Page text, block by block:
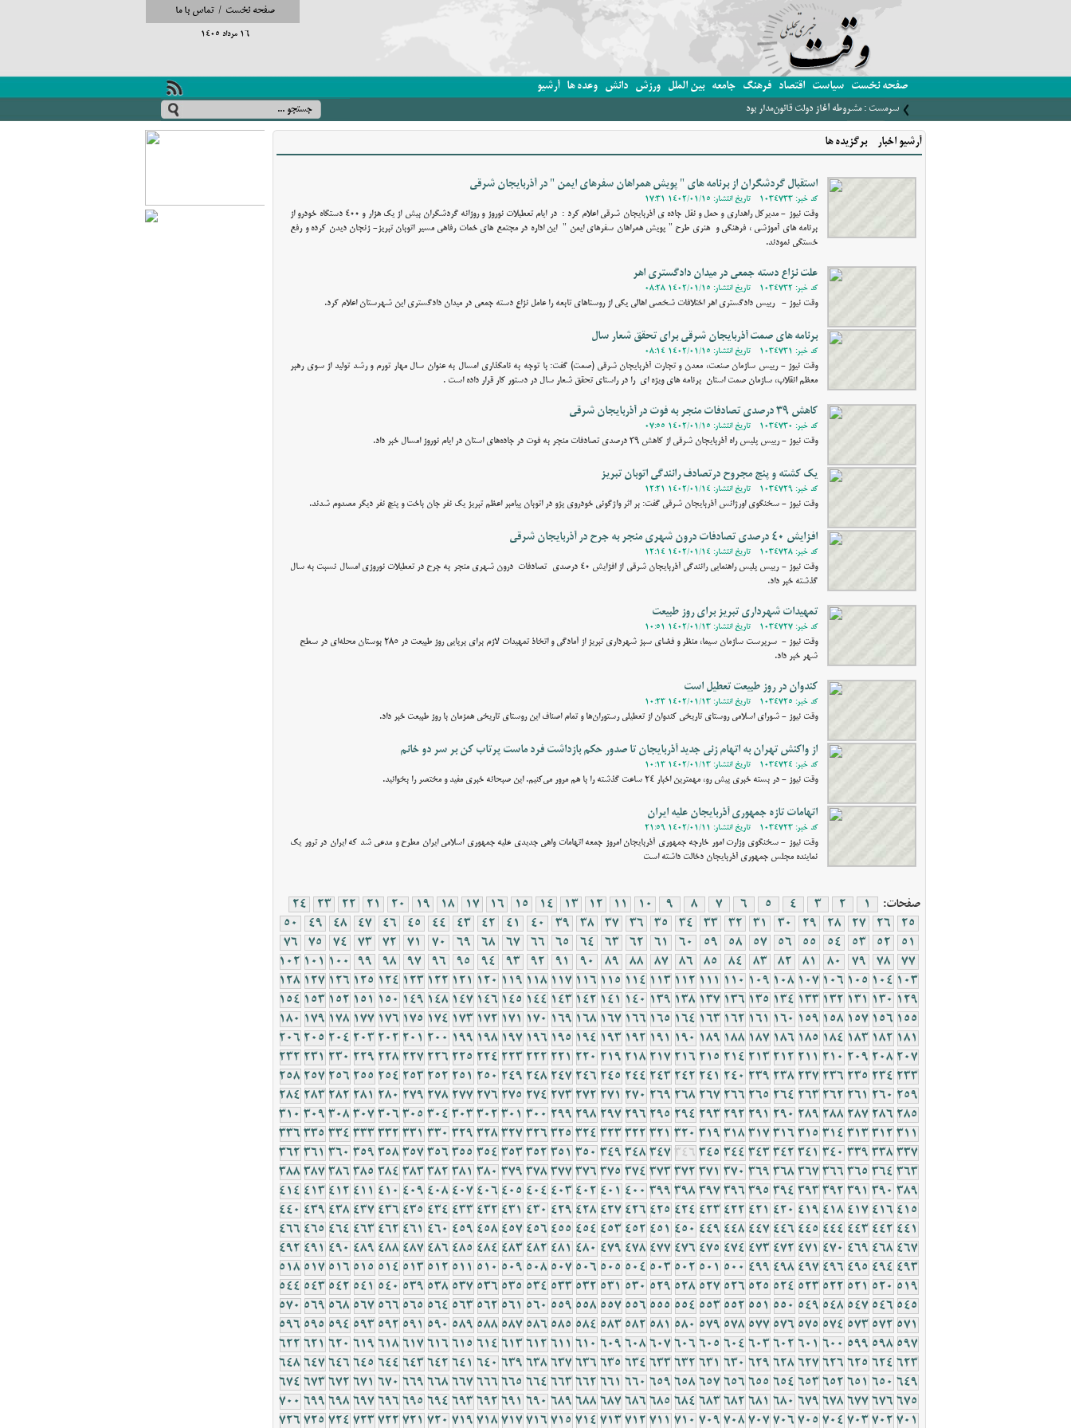
صفحه نخست / تماس با ما
16 مرداد 1405
صفحه نخست سیاست اقتصاد فرهنگ جامعه بین الملل ورزش دانش وعده ها آرشیو
پزشکیان بر ضرورت تبیین نهضت مشروطه برای نسل امروز تاکید کرد
آرشیو اخبار - برگزیده ها
استقبال گردشگران از برنامه های " پویش همراهان سفرهای ایمن " در آذربایجان شرقی
کد خبر: 1034733 - تاریخ انتشار: 1402/01/15 17:31
وقت نیوز - مدیرکل راهداری و حمل و نقل جاده ی آذربایجان شرقی اعلام کرد : در ایام تعطیلات نوروز و روزانه گردشگران بیش از یک هزار و 400 دستگاه خودرو از
برنامه های آموزشی ، فرهنگی و هنری طرح " پویش همراهان سفرهای ایمن " این اداره در مجتمع های خمات رفاهی مسیر اتوبان تبریز- زنجان دیدن کرده و رفع
خستگی نمودند.
علت نزاع دسته جمعی در میدان دادگستری اهر
کد خبر: 1034732 - تاریخ انتشار: 1402/01/15 08:28
وقت نیوز - رییس دادگستری اهر اختلافات شخصی اهالی یکی از روستاهای تابعه را عامل نزاع دسته جمعی در میدان دادگستری این شهرستان اعلام کرد.
برنامه های صمت آذربایجان شرقی برای تحقق شعار سال
کد خبر: 1034731 - تاریخ انتشار: 1402/01/15 08:14
وقت نیوز - رییس سازمان صنعت، معدن و تجارت آذربایجان شرقی (صمت) گفت: با توجه به نامگذاری امسال به عنوان سال مهار تورم و رشد تولید از سوی رهبر
معظم انقلاب، سازمان صمت استان برنامه های ویژه ای را در راستای تحقق شعار سال در دستور کار قرار داده است .
کاهش ۳۹ درصدی تصادفات منجر به فوت در آذربایجان شرقی
کد خبر: 1034730 - تاریخ انتشار: 1402/01/15 07:55
وقت نیوز - رییس پلیس راه آذربایجان شرقی از کاهش ۳۹ درصدی تصادفات منجر به فوت در جاده‌های استان در ایام نوروز امسال خبر داد.
یک کشته و پنج مجروح درتصادف رانندگی اتوبان تبریز
کد خبر: 1034729 - تاریخ انتشار: 1402/01/14 12:21
وقت نیوز - سخنگوی اورژانس آذربایجان‌ شرقی گفت: بر اثر واژگونی خودروی پژو در اتوبان پیامبر اعظم تبریز یک نفر جان باخت و پنج نفر دیگر مصدوم شدند.
افزایش 40 درصدی تصادفات درون شهری منجر به جرح در آذربایجان شرقی
کد خبر: 1034728 - تاریخ انتشار: 1402/01/14 12:14
وقت نیوز - رییس پلیس راهنمایی رانندگی آذربایجان شرقی از افزایش 40 درصدی تصادفات درون شهری منجر به جرح در تعطیلات نوروزی امسال نسبت به سال
گذشته خبر داد.
تمهیدات شهرداری تبریز برای روز طبیعت
کد خبر: 1034727 - تاریخ انتشار: 1402/01/13 10:51
وقت نیوز - سرپرست سازمان سیما، منظر و فضای سبز شهرداری تبریز از آمادگی و اتخاذ تمهیدات لازم برای برپایی روز طبیعت در ۲۸۵ بوستان محله‌ای در سطح
شهر خبر داد.
کندوان در روز طبیعت تعطیل است
کد خبر: 1034725 - تاریخ انتشار: 1402/01/13 10:23
وقت نیوز - شورای اسلامی روستای تاریخی کندوان از تعطیلی رستوران‌ها و تمام اصناف این روستای تاریخی همزمان با روز طبیعت خبر داد.
از واکنش تهران به اتهام زنی جدید آذربایجان تا صدور حکم بازداشت فرد ماست پرتاب کن بر سر دو خانم
کد خبر: 1034724 - تاریخ انتشار: 1402/01/13 10:13
وقت نیوز - در بسته خبری پیش رو، مهمترین اخبار ۲۴ ساعت گذشته را با هم مرور می‌کنیم. این صبحانه خبری مفید و مختصر را بخوانید.
اتهامات تازه جمهوری آذربایجان علیه ایران
کد خبر: 1034723 - تاریخ انتشار: 1402/01/11 21:59
وقت نیوز - سخنگوی وزارت امور خارجه جمهوری آذربایجان امروز جمعه اتهامات واهی جدیدی علیه جمهوری اسلامی ایران مطرح و مدعی شد که ایران در ترور یک
نماینده مجلس جمهوری آذربایجان دخالت داشته است
صفحات: 1
2
3
4
5
6
7
8
9
10
11
12
13
14
15
16
17
18
19
20
21
22
23
24
25
26
27
28
29
30
31
32
33
34
35
36
37
38
39
40
41
42
43
44
45
46
47
48
49
50
51
52
53
54
55
56
57
58
59
60
61
62
63
64
65
66
67
68
69
70
71
72
73
74
75
76
77
78
79
80
81
82
83
84
85
86
87
88
89
90
91
92
93
94
95
96
97
98
99
100
101
102
103
104
105
106
107
108
109
110
111
112
113
114
115
116
117
118
119
120
121
122
123
124
125
126
127
128
129
130
131
132
133
134
135
136
137
138
139
140
141
142
143
144
145
146
147
148
149
150
151
152
153
154
155
156
157
158
159
160
161
162
163
164
165
166
167
168
169
170
171
172
173
174
175
176
177
178
179
180
181
182
183
184
185
186
187
188
189
190
191
192
193
194
195
196
197
198
199
200
201
202
203
204
205
206
207
208
209
210
211
212
213
214
215
216
217
218
219
220
221
222
223
224
225
226
227
228
229
230
231
232
233
234
235
236
237
238
239
240
241
242
243
244
245
246
247
248
249
250
251
252
253
254
255
256
257
258
259
260
261
262
263
264
265
266
267
268
269
270
271
272
273
274
275
276
277
278
279
280
281
282
283
284
285
286
287
288
289
290
291
292
293
294
295
296
297
298
299
300
301
302
303
304
305
306
307
308
309
310
311
312
313
314
315
316
317
318
319
320
321
322
323
324
325
326
327
328
329
330
331
332
333
334
335
336
337
338
339
340
341
342
343
344
345
346
347
348
349
350
351
352
353
354
355
356
357
358
359
360
361
362
363
364
365
366
367
368
369
370
371
372
373
374
375
376
377
378
379
380
381
382
383
384
385
386
387
388
389
390
391
392
393
394
395
396
397
398
399
400
401
402
403
404
405
406
407
408
409
410
411
412
413
414
415
416
417
418
419
420
421
422
423
424
425
426
427
428
429
430
431
432
433
434
435
436
437
438
439
440
441
442
443
444
445
446
447
448
449
450
451
452
453
454
455
456
457
458
459
460
461
462
463
464
465
466
467
468
469
470
471
472
473
474
475
476
477
478
479
480
481
482
483
484
485
486
487
488
489
490
491
492
493
494
495
496
497
498
499
500
501
502
503
504
505
506
507
508
509
510
511
512
513
514
515
516
517
518
519
520
521
522
523
524
525
526
527
528
529
530
531
532
533
534
535
536
537
538
539
540
541
542
543
544
545
546
547
548
549
550
551
552
553
554
555
556
557
558
559
560
561
562
563
564
565
566
567
568
569
570
571
572
573
574
575
576
577
578
579
580
581
582
583
584
585
586
587
588
589
590
591
592
593
594
595
596
597
598
599
600
601
602
603
604
605
606
607
608
609
610
611
612
613
614
615
616
617
618
619
620
621
622
623
624
625
626
627
628
629
630
631
632
633
634
635
636
637
638
639
640
641
642
643
644
645
646
647
648
649
650
651
652
653
654
655
656
657
658
659
660
661
662
663
664
665
666
667
668
669
670
671
672
673
674
675
676
677
678
679
680
681
682
683
684
685
686
687
688
689
690
691
692
693
694
695
696
697
698
699
700
701
702
703
704
705
706
707
708
709
710
711
712
713
714
715
716
717
718
719
720
721
722
723
724
725
726